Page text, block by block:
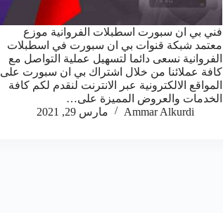
فني بي ان سبورت اسطبلات الفروانية موزع
معتمد شبكة قنوات بي ان سبورت في اسطبلات
الفروانية نسعى دائما لتسهيل عملية التواصل مع
كافة عملائنا من خلال اشتراك بي ان سبورت على
المواقع الالكترونية عبر الانترنت لنقدم لكم كافة
الخدمات والعروض المميزة على…
Ammar Alkurdi
مارس 29, 2021